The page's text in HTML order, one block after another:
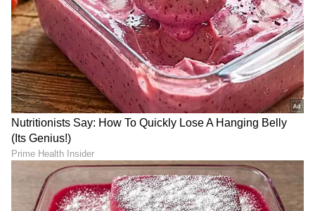
ನಾಳೆ ಆಗಸ್ಟ್ 11 ದೊಡ್ಡ ಗ್ರಹಗಳ
ಸಂಯೋಗ, 4 ರಾಶಿಗೆ 4
ಅಪರೂಪದ ರಾಜಯೋಗದಿಂದ
ಲಾಭ
ಕೇದಾರ ಯೋಗ + ಶಿವನ ಕೃಪೆ: ಈ
5 ರಾಶಿಗಳಿಗೆ ಒಂದೇ ಕಲ್ಲಲ್ಲಿ ಎರಡು
ಹಣ್ಣು
LATEST VIDEOS
"ರಾಜಕೀಯ ಬೇಡ, ಸಿನಿಮಾನೇ ಪ್ರಾಣ":
ಕನಕೋತ್ಸವದಲ್ಲಿ ರಿಷಬ್ ಶೆಟ್ಟಿ | Rishab
Shetty speech | Suvarna News
ಶೇ.50 ರಿಂದ ಶೇ.18 ಕ್ಕೆ TAX ಇಳಿಕೆ: ಮೋದಿ-
ಟ್ರಂಪ್ ಐತಿಹಾಸಿಕ ಒಪ್ಪಂದ | India US